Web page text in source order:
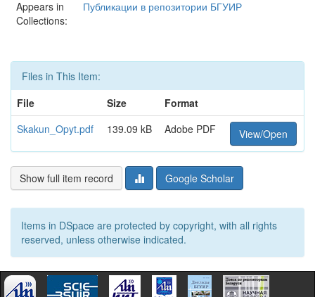
Appears in
Collections:
Публикации в репозитории БГУИР
Files in This Item:
File
Size
Format
Skakun_Opyt.pdf
139.09 kB Adobe PDF View/Open
Show full item record Google Scholar
Items in DSpace are protected by copyright, with all rights
reserved, unless otherwise indicated.